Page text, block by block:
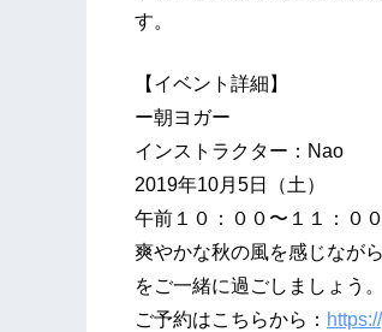
す。
【イベント詳細】
ー朝ヨガー
インストラクター：Nao
2019年10月5日（土）
午前１０：００〜１１：００
爽やかな秋の風を感じなが
をご一緒に過ごしましょう
ご予約はこちらから：